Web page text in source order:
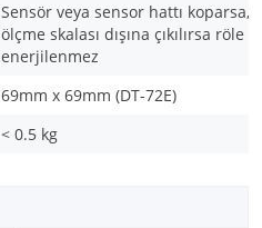
Sensör veya sensor hattı koparsa,
ölçme skalası dışına çıkılırsa röle
enerjilenmez
69mm x 69mm (DT-72E)
< 0.5 kg